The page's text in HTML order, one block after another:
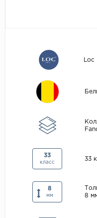
33
класс
33
8
мм
8